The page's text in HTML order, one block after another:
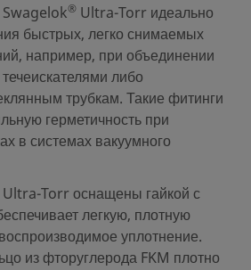
® Ultra-Torr идеально
быстрых, легко снимаемых
например, при объединении
либо
трубкам. Такие фитинги
герметичность при
в системах вакуумного
Torr оснащены гайкой с
легкую, плотную
уплотнение.
из фторуглерода FKM плотно